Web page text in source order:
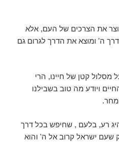
את הצרכים של העם, אלא
ה' ומוצא את הדרך לגרום גם
מסלול קטן של חיינו, הרי
ויודע מה טוב בשבילנו
רע, בלעם , שחיפש בכל דרך
שעם ישראל קרוב אל ה' והוא